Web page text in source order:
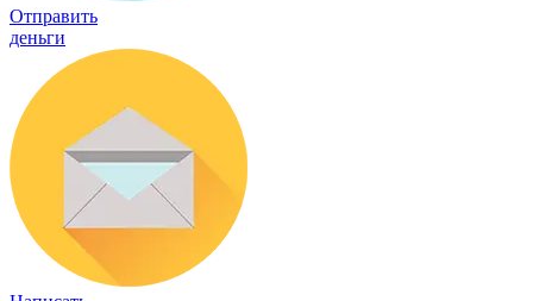
Отправить
деньги